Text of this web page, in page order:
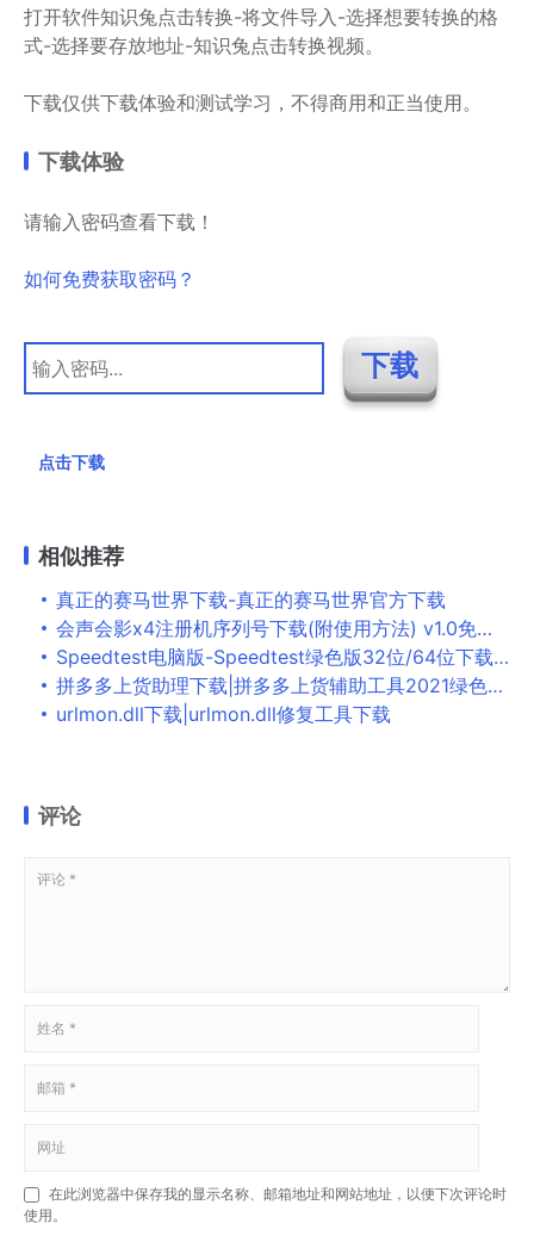
打开软件知识兔点击转换-将文件导入-选择想要转换的格
式-选择要存放地址-知识兔点击转换视频。
下载仅供下载体验和测试学习，不得商用和正当使用。
下载体验
请输入密码查看下载！
如何免费获取密码？
点击下载
相似推荐
真正的赛马世界下载-真正的赛马世界官方下载
会声会影x4注册机序列号下载(附使用方法) v1.0免费版
Speedtest电脑版-Speedtest绿色版32位/64位下载 v1.2.27.1
拼多多上货助理下载|拼多多上货辅助工具2021绿色版下载
urlmon.dll下载|urlmon.dll修复工具下载
评论
在此浏览器中保存我的显示名称、邮箱地址和网站地址，以便下次评论时
使用。